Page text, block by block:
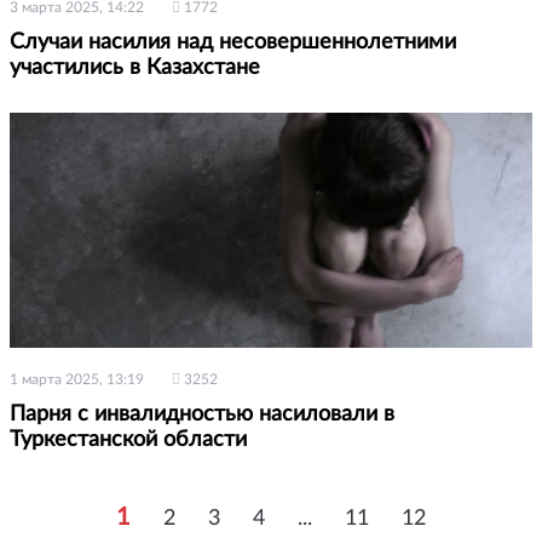
3 марта 2025, 14:22 1772
Случаи насилия над несовершеннолетними
участились в Казахстане
1 марта 2025, 13:19 3252
Парня с инвалидностью насиловали в
Туркестанской области
1 2 3 4 ... 11 12